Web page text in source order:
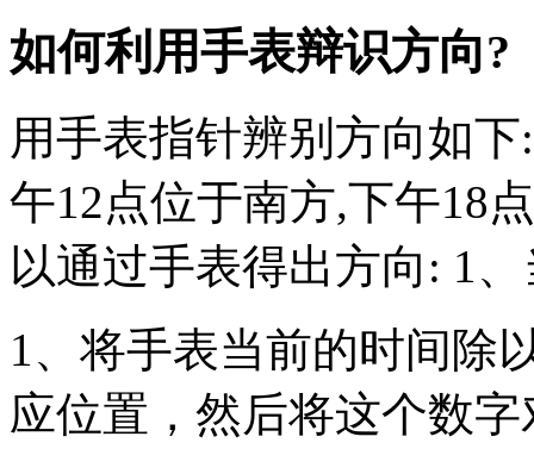
如何利用手表辩识方向?
用手表指针辨别方向如
午12点位于南方,下午18
以通过手表得出方向: 1
1、将手表当前的时间除
应位置，然后将这个数